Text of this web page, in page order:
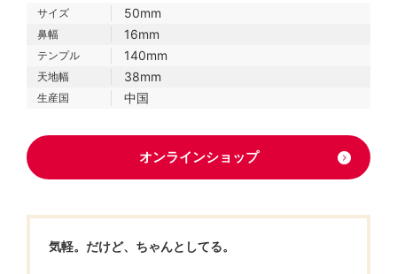
サイズ 50mm
鼻幅 16mm
テンプル 140mm
天地幅 38mm
生産国 中国
オンラインショップ
気軽。だけど、ちゃんとしてる。